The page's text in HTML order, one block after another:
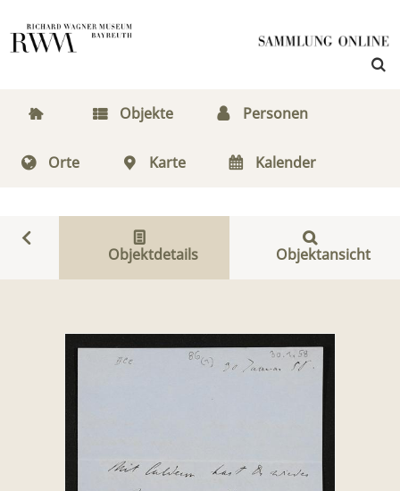
Objekte Personen
Orte Karte Kalender
Objektdetails Objektansicht